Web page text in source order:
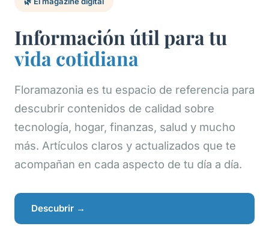
Información útil para tu
vida cotidiana
Floramazonia es tu espacio de referencia para
descubrir contenidos de calidad sobre
tecnología, hogar, finanzas, salud y mucho
más. Artículos claros y actualizados que te
acompañan en cada aspecto de tu día a día.
Descubrir →